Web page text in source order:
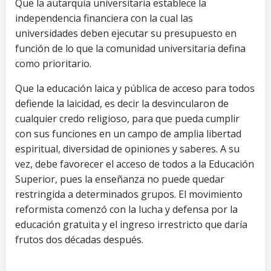
Que la autarquía universitaria establece la
independencia financiera con la cual las
universidades deben ejecutar su presupuesto en
función de lo que la comunidad universitaria defina
como prioritario.
Que la educación laica y pública de acceso para todos
defiende la laicidad, es decir la desvincularon de
cualquier credo religioso, para que pueda cumplir
con sus funciones en un campo de amplia libertad
espiritual, diversidad de opiniones y saberes. A su
vez, debe favorecer el acceso de todos a la Educación
Superior, pues la enseñanza no puede quedar
restringida a determinados grupos. El movimiento
reformista comenzó con la lucha y defensa por la
educación gratuita y el ingreso irrestricto que daría
frutos dos décadas después.